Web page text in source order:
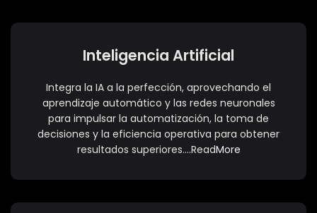
Inteligencia Artificial
Integra la IA a la perfección, aprovechando el
aprendizaje automático y las redes neuronales
para impulsar la automatización, la toma de
decisiones y la eficiencia operativa para obtener
resultados superiores….ReadMore